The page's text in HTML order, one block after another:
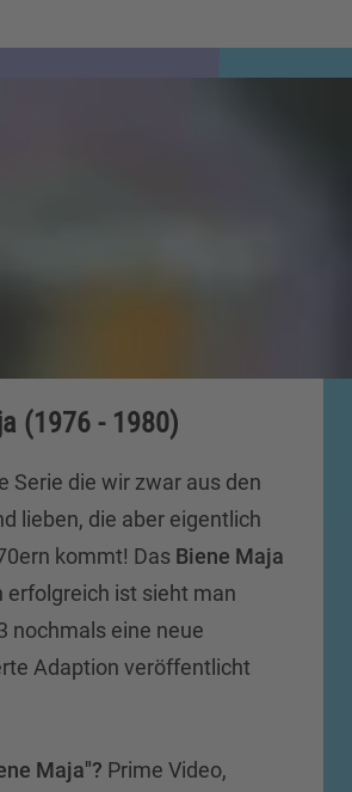
(1976 - 1980)
Serie die wir zwar aus den
lieben, die aber eigentlich
kommt! Das Biene Maja
erfolgreich ist sieht man
nochmals eine neue
Adaption veröffentlicht
Maja"? Prime Video,